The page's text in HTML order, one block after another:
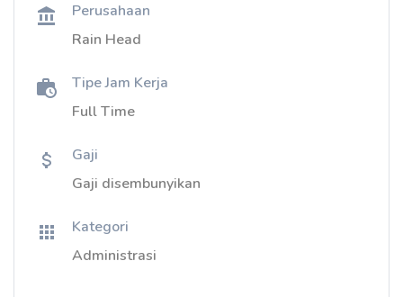
Perusahaan
Rain Head
Tipe Jam Kerja
Full Time
Gaji
Gaji disembunyikan
Kategori
Administrasi